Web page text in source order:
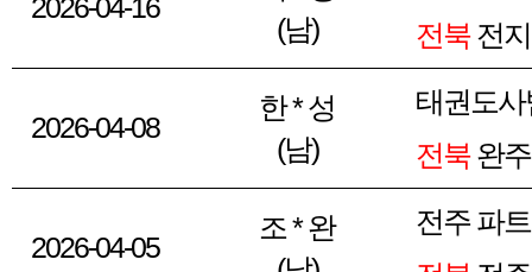
2026-04-16
(남)
전북전
2026-04-08
한 * 성
(남)
태권도사
전북완
2026-04-05
조 * 완
전주 파